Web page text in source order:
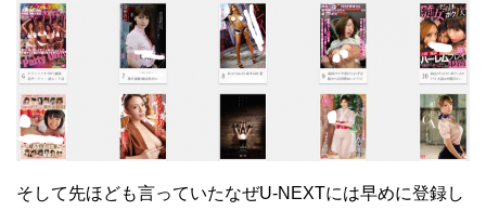
そして先ほども言っていたなぜU-NEXTには早めに登録し